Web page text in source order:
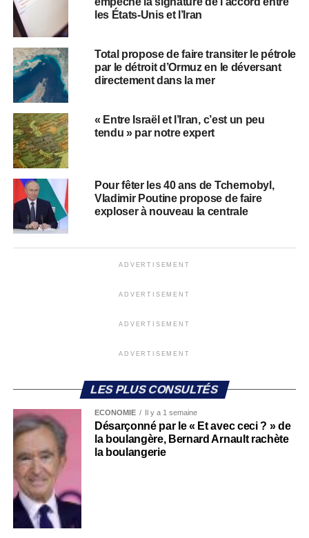
les États-Unis et l’Iran
Total propose de faire transiter le pétrole
par le détroit d’Ormuz en le déversant
directement dans la mer
« Entre Israël et l’Iran, c’est un peu
tendu » par notre expert
Pour fêter les 40 ans de Tchernobyl,
Vladimir Poutine propose de faire
exploser à nouveau la centrale
ADVERTISEMENT
ADVERTISEMENT
ADVERTISEMENT
ADVERTISEMENT
LES PLUS CONSULTÉS
ECONOMIE Il y a 1 semaine
Désarçonné par le « Et avec ceci ? » de
la boulangère, Bernard Arnault rachète
la boulangerie